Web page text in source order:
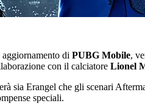
di PUBG Mobile,
con il calciatore Lionel
sia Erangel che gli scenari
speciali.